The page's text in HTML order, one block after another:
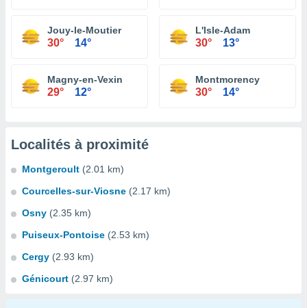
Jouy-le-Moutier
30° 14°
L'Isle-Adam
30° 13°
Magny-en-Vexin
29° 12°
Montmorency
30° 14°
Localités à proximité
Montgeroult (2.01 km)
Courcelles-sur-Viosne (2.17 km)
Osny (2.35 km)
Puiseux-Pontoise (2.53 km)
Cergy (2.93 km)
Génicourt (2.97 km)